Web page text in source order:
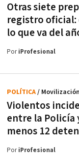
Otras siete
registro oficial:
lo que va del
PoriProfesional
Violentos
entre la Policía
menos 12
POLÍTICA/ Movilización
PoriProfesional